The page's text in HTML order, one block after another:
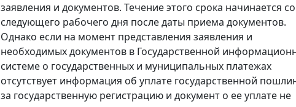
заявления и документов. Течение этого срока начинается со
следующего рабочего дня после даты приема документов.
Однако если на момент представления заявления и
необходимых документов в Государственной
системе о государственных и муниципальных платежах
отсутствует информация об уплате государственной
за государственную регистрацию и документ о ее уплате не